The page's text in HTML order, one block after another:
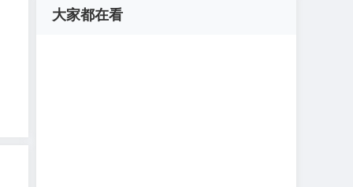
大家都在看